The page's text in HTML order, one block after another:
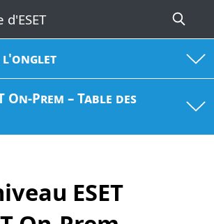
l'onglet
On-Prem – Table des
ESET